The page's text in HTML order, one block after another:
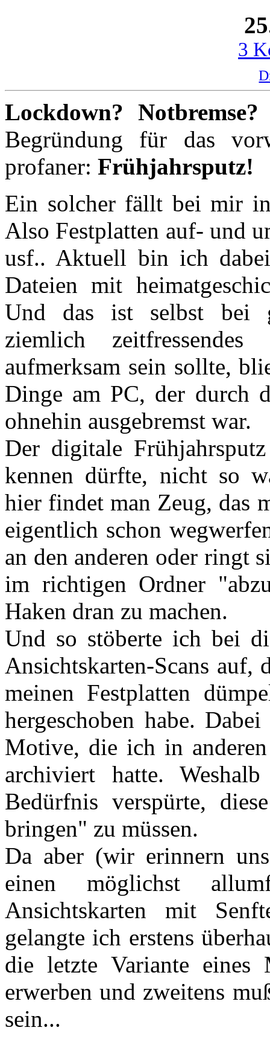
3
Lockdown? Notbremse?
Begründung für das
profaner: Frühjahrsputz!
Ein solcher fällt bei mir
Also Festplatten auf- und
usf.. Aktuell bin ich
Dateien mit
Und das ist selbst bei
ziemlich
aufmerksam sein sollte,
Dinge am PC, der durch
ohnehin ausgebremst war.
Der digitale
kennen dürfte, nicht so
hier findet man Zeug, das
eigentlich schon
an den anderen oder ringt
im richtigen Ordner
Haken dran zu machen.
Und so stöberte ich bei
Ansichtskarten-Scans auf,
meinen Festplatten
hergeschoben habe.
Motive, die ich in
archiviert hatte.
Bedürfnis verspürte,
bringen" zu müssen.
Da aber (wir erinnern
einen möglichst
Ansichtskarten mit
gelangte ich erstens
die letzte Variante
erwerben und zweitens
sein...